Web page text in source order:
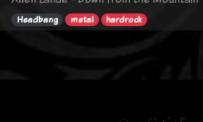
Headbang metal hardrock